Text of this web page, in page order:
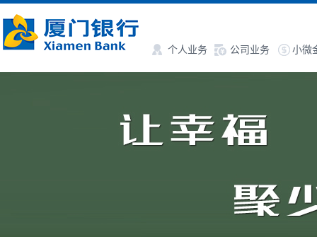
个人业务 公司业务 小微